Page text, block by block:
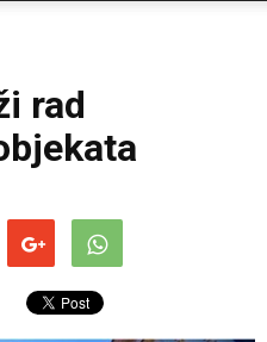
rad